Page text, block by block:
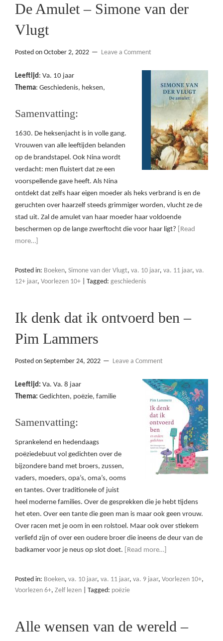
De Amulet – Simone van der
Vlugt
Posted on October 2, 2022 Leave a Comment
Leeftijd: Va. 10 jaar
Thema: Geschiedenis, heksen,
Samenvatting:
1630. De heksenjacht is in volle gang.
Vrouwen van alle leeftijden belanden
op de brandstapel. Ook Nina wordt
verdacht: men fluistert dat ze een
voorspellende gave heeft. Als Nina
ontdekt dat zelfs haar eigen moeder als heks verbrand is en de
geruchten over haarzelf steeds grimmiger worden, vlucht ze de
stad uit. Zal de amulet van haar moeder haar voldoende
beschermen op de lange zwerftocht die voor haar ligt?
[Read
more…]
Posted in: Boeken, Simone van der Vlugt, va. 10 jaar, va. 11 jaar, va.
12+ jaar, Voorlezen 10+ Tagged: geschiedenis
Ik denk dat ik ontvoerd ben –
Pim Lammers
Posted on September 24, 2022 Leave a Comment
Leeftijd: Va. Va. 8 jaar
Thema: Gedichten, poëzie, familie
Samenvatting:
Sprankelend en hedendaags
poëziedebuut vol gedichten over de
bijzondere band met broers, zussen,
vaders, moeders, opa’s, oma’s, ooms
en tantes. Over traditionele of juist
heel moderne families. Over de gesprekken die je hebt tijdens
het eten. Over een tante die geen man is maar ook geen vrouw.
Over racen met je oom in een rolstoel. Maar ook over stiekem
verliefd zijn of over een oudere broer die ineens de deur van de
badkamer voor je neus op slot doet.
[Read more…]
Posted in: Boeken, va. 10 jaar, va. 11 jaar, va. 9 jaar, Voorlezen 10+,
Voorlezen 6+, Zelf lezen Tagged: poëzie
Alle wensen van de wereld –